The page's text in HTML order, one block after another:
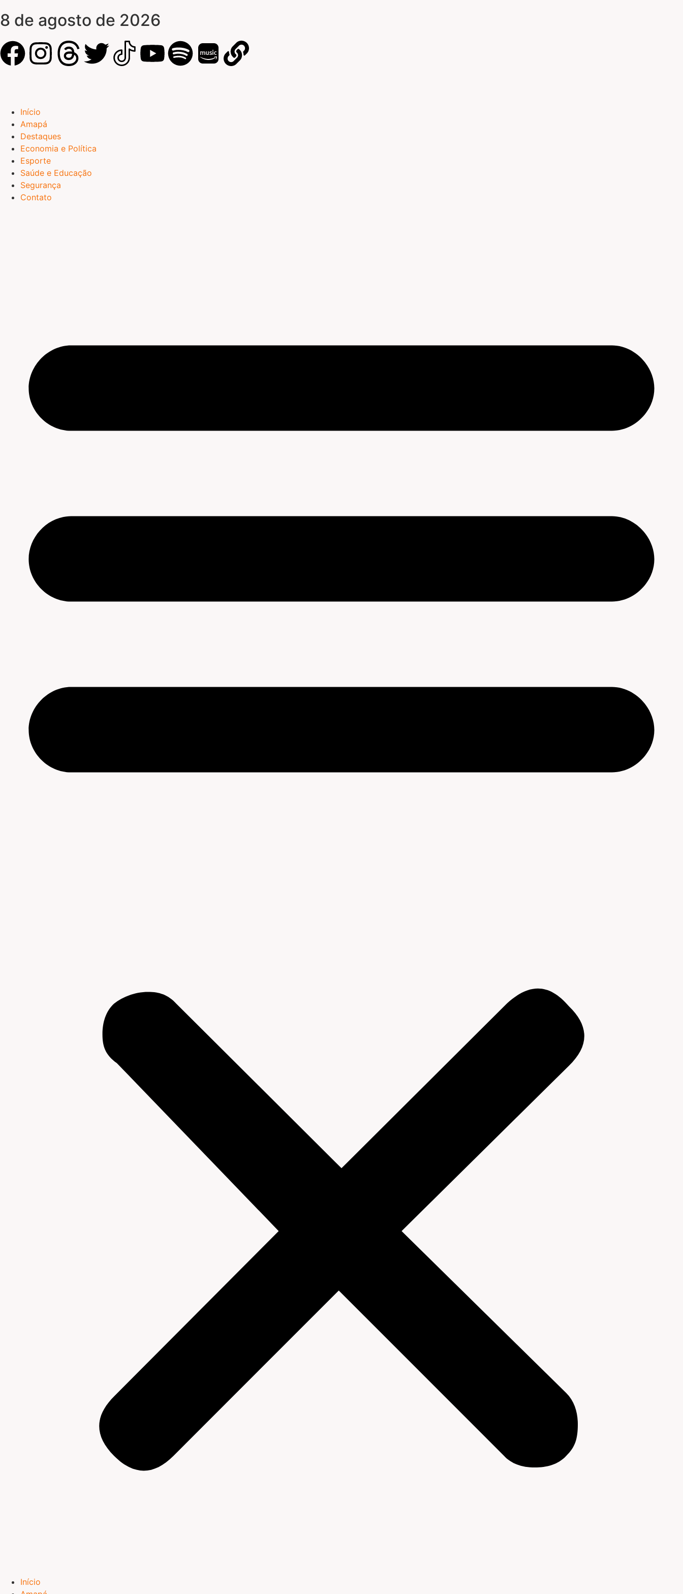
8 de agosto de 2026
Início
Amapá
Destaques
Economia e Política
Esporte
Saúde e Educação
Segurança
Contato
Início